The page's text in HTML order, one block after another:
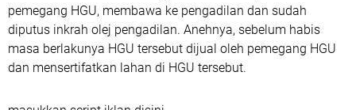
pemegang HGU, membawa ke pengadilan dan sudah
diputus inkrah olej pengadilan. Anehnya, sebelum habis
masa berlakunya HGU tersebut dijual oleh pemegang HGU
dan mensertifatkan lahan di HGU tersebut.